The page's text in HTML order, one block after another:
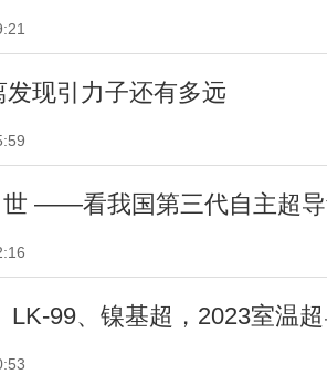
现引力子还有多远
世 ——看我国第三代自主超
LK-99、镍基超，2023室温